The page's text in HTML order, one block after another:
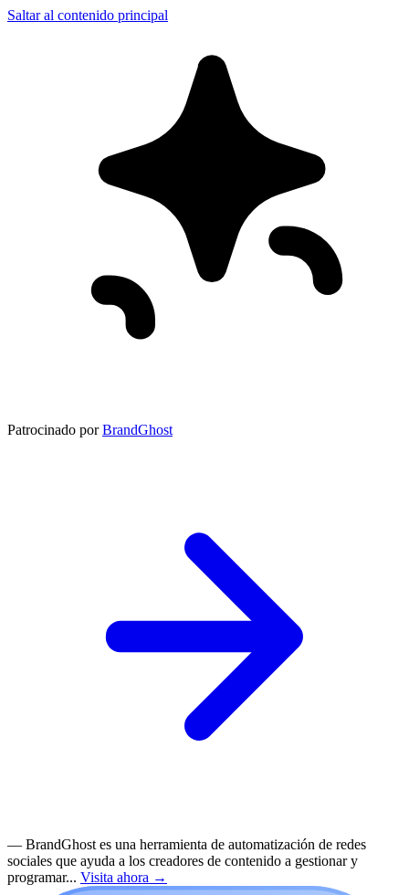
Saltar al contenido principal
Patrocinado por BrandGhost
— BrandGhost es una herramienta de automatización de redes
sociales que ayuda a los creadores de contenido a gestionar y
programar... Visita ahora →